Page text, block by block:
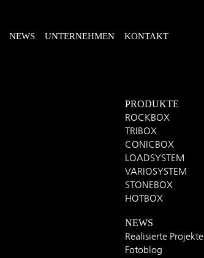
NEWS UNTERNEHMEN KONTAKT
PRODUKTE
ROCKBOX
TRIBOX
CONICBOX
LOADSYSTEM
VARIOSYSTEM
STONEBOX
HOTBOX
NEWS
Realisierte Projekte
Fotoblog